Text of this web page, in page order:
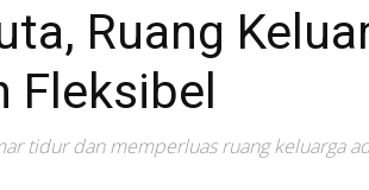
Ruang
Fleksibel
tidur dan memperluas ruang keluarga